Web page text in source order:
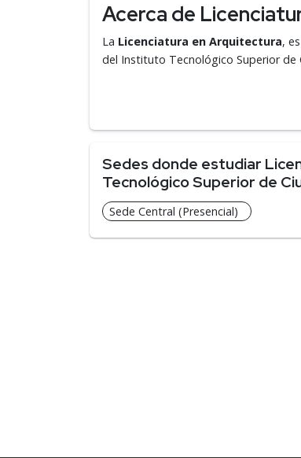
Acerca de
La Licenciatura en Arquitectura,
del Instituto Tecnológico Superior de
Sedes donde estudiar
Tecnológico Superior de
Sede Central (Presencial)